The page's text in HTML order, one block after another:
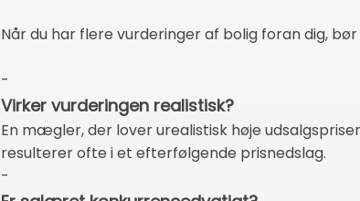
Når du har flere vurderinger af bolig foran dig,
-
Virker vurderingen realistisk?
En mægler, der lover urealistisk høje
resulterer ofte i et efterfølgende prisnedslag.
-